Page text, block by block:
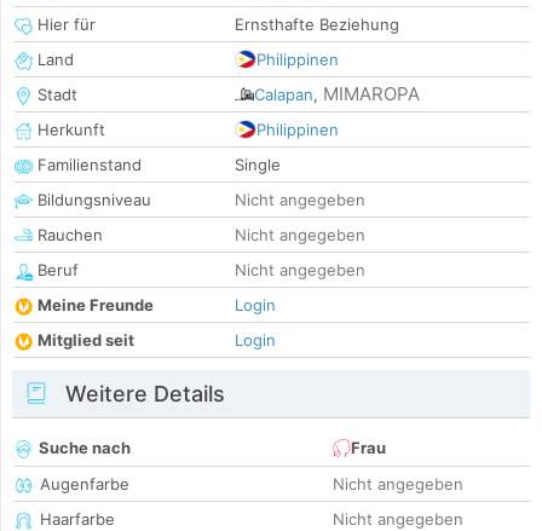
Hier für
Ernsthafte Beziehung
Land
Philippinen
Stadt
Calapan, MIMAROPA
Herkunft
Philippinen
Familienstand
Single
Bildungsniveau
Nicht angegeben
Rauchen
Nicht angegeben
Beruf
Nicht angegeben
Meine Freunde
Login
Mitglied seit
Login
Weitere Details
Suche nach
Frau
Augenfarbe
Nicht angegeben
Haarfarbe
Nicht angegeben